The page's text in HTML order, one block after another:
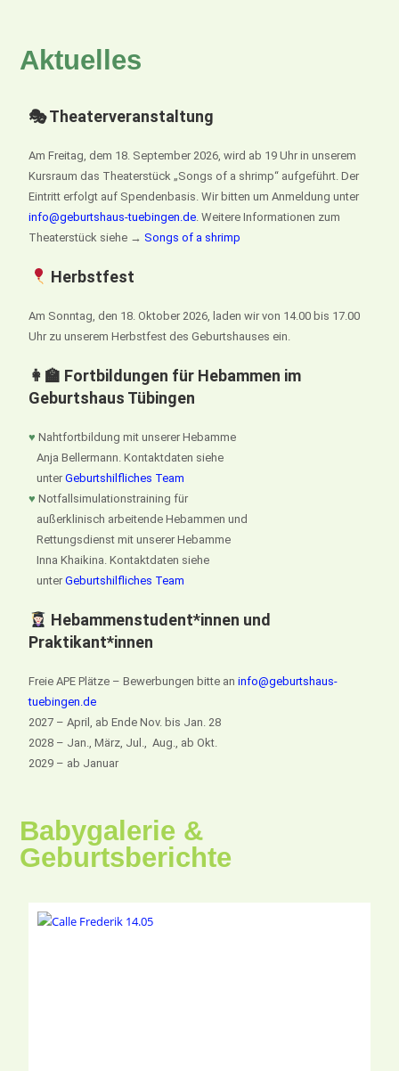
Aktuelles
🎭 Theaterveranstaltung
Am Freitag, dem 18. September 2026, wird ab 19 Uhr in unserem
Kursraum das Theaterstück „Songs of a shrimp“ aufgeführt. Der
Eintritt erfolgt auf Spendenbasis. Wir bitten um Anmeldung unter
info@geburtshaus-tuebingen.de. Weitere Informationen zum
Theaterstück siehe →Songs of a shrimp
Herbstfest
Am Sonntag, den 18. Oktober 2026, laden wir von 14.00 bis 17.00
Uhr zu unserem Herbstfest des Geburtshauses ein.
👩‍🏫 Fortbildungen für Hebammen im
Geburtshaus Tübingen
♥ Nahtfortbildung mit unserer Hebamme
Anja Bellermann. Kontaktdaten siehe
unterGeburtshilfliches Team
♥ Notfallsimulationstraining für
außerklinisch arbeitende Hebammen und
Rettungsdienst mit unserer Hebamme
Inna Khaikina. Kontaktdaten siehe
unterGeburtshilfliches Team
Hebammenstudent*innen und
Praktikant*innen
Freie APE Plätze – Bewerbungen bitte aninfo@geburtshaus-
tuebingen.de
2027 – April, ab Ende Nov. bis Jan. 28
2028 – Jan., März, Jul., Aug., ab Okt.
2029 – ab Januar
Babygalerie &
Geburtsberichte